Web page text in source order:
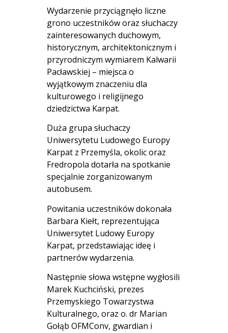
Wydarzenie przyciągnęło liczne
grono uczestników oraz słuchaczy
zainteresowanych duchowym,
historycznym, architektonicznym i
przyrodniczym wymiarem Kalwarii
Pacławskiej – miejsca o
wyjątkowym znaczeniu dla
kulturowego i religijnego
dziedzictwa Karpat.
Duża grupa słuchaczy
Uniwersytetu Ludowego Europy
Karpat z Przemyśla, okolic oraz
Fredropola dotarła na spotkanie
specjalnie zorganizowanym
autobusem.
Powitania uczestników dokonała
Barbara Kiełt, reprezentująca
Uniwersytet Ludowy Europy
Karpat, przedstawiając ideę i
partnerów wydarzenia.
Następnie słowa wstępne wygłosili
Marek Kuchciński, prezes
Przemyskiego Towarzystwa
Kulturalnego, oraz o. dr Marian
Gołąb OFMConv, gwardian i